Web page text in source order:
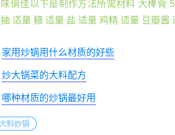
俱佳以下是制作方法所需材料 大棒骨
适量 糖 适量 盐 适量 鸡精 适量 豆瓣酱
家用炒锅用什么材质的好些
炒大锅菜的大料配方
哪种材质的炒锅最好用
大料炒锅